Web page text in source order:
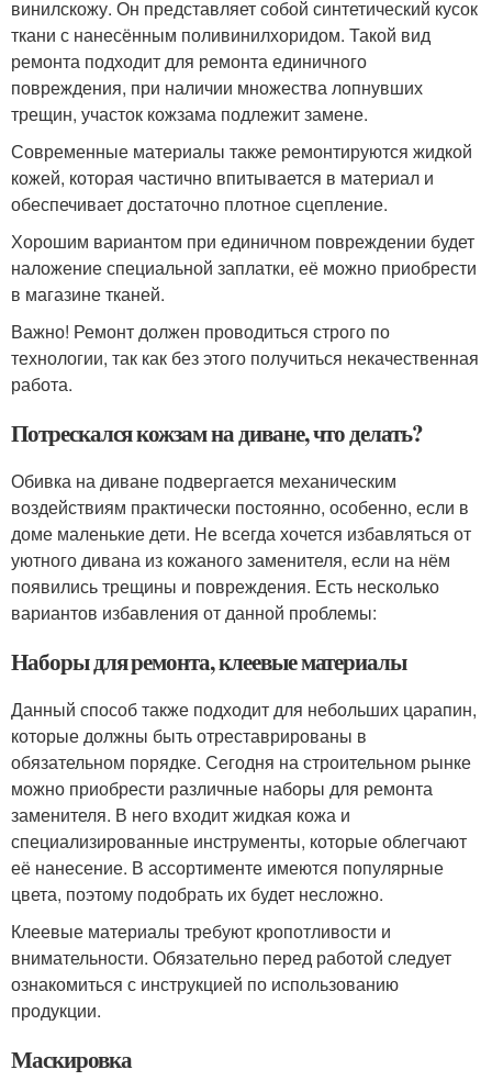
винилскожу. Он представляет собой синтетический кусок
ткани с нанесённым поливинилхоридом. Такой вид
ремонта подходит для ремонта единичного
повреждения, при наличии множества лопнувших
трещин, участок кожзама подлежит замене.
Современные материалы также ремонтируются жидкой
кожей, которая частично впитывается в материал и
обеспечивает достаточно плотное сцепление.
Хорошим вариантом при единичном повреждении будет
наложение специальной заплатки, её можно приобрести
в магазине тканей.
Важно! Ремонт должен проводиться строго по
технологии, так как без этого получиться некачественная
работа.
Потрескался кожзам на диване, что делать?
Обивка на диване подвергается механическим
воздействиям практически постоянно, особенно, если в
доме маленькие дети. Не всегда хочется избавляться от
уютного дивана из кожаного заменителя, если на нём
появились трещины и повреждения. Есть несколько
вариантов избавления от данной проблемы:
Наборы для ремонта, клеевые материалы
Данный способ также подходит для небольших царапин,
которые должны быть отреставрированы в
обязательном порядке. Сегодня на строительном рынке
можно приобрести различные наборы для ремонта
заменителя. В него входит жидкая кожа и
специализированные инструменты, которые облегчают
её нанесение. В ассортименте имеются популярные
цвета, поэтому подобрать их будет несложно.
Клеевые материалы требуют кропотливости и
внимательности. Обязательно перед работой следует
ознакомиться с инструкцией по использованию
продукции.
Маскировка